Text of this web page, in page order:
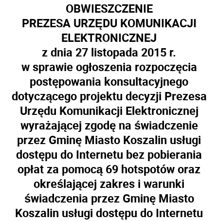
OBWIESZCZENIE
PREZESA URZĘDU KOMUNIKACJI
ELEKTRONICZNEJ
z dnia 27 listopada 2015 r.
w sprawie ogłoszenia rozpoczęcia
postępowania konsultacyjnego
dotyczącego projektu decyzji Prezesa
Urzędu Komunikacji Elektronicznej
wyrażającej zgodę na świadczenie
przez Gminę Miasto Koszalin usługi
dostępu do Internetu bez pobierania
opłat za pomocą 69 hotspotów oraz
określającej zakres i warunki
świadczenia przez Gminę Miasto
Koszalin usługi dostępu do Internetu